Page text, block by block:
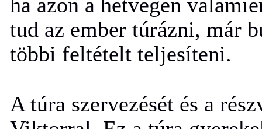
tud az ember túrázni, már
többi feltételt teljesíteni.
A túra szervezését és a